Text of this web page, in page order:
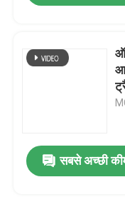
सबसे अच्छी